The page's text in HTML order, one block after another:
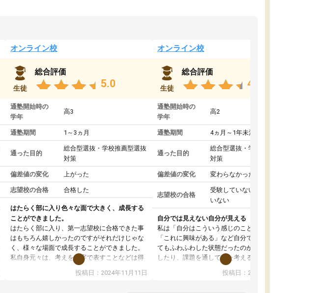
オンライン校
生徒
総合評価
5.0
通塾開始時の
学年
高3
通塾期間 1～3ヵ月
通った目的
総合型選抜・学校推薦型選抜
対策
偏差値の変化 上がった
志望校の合格 合格した
はたらく部に入り色々な面で大きく、成長する
ことができました。
はたらく部に入り、第一志望校に合格できた事
はもちろん嬉しかったのですがそれだけじゃな
く、様々な場面で成長することができました。
私自身元々は、考えを文字で表すことなどは得
意だったのですが、人前で話すことやコミュニ
ケーションをとることが苦手でした。
投稿日：2024年11月11日
オンライン校
生徒
総合評価
4.8
通塾開始時の
学年
高2
通塾期間 4ヵ月～1年未満
通った目的
総合型選抜・学校推薦型選抜
対策
偏差値の変化 変わらなかった
志望校の合格
受験していない/結果が出て
いない
自分では見えない自分が見える
私は「自分はこういう感じのことがしたい」
「これに興味がある」など自分で自己分析をし
てもふわふわした状態だったのが、コーチと話
したり、課題を通してまた考えることで、もっ
と詳しく自分のことが理解できました。いつで
も質問できるので、そこも1つの魅力です。ま
投稿日：2024年10月31日